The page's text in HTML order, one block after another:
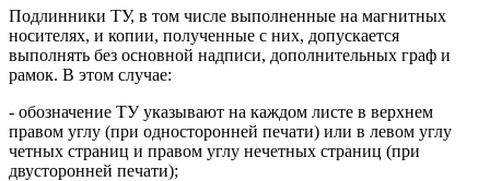
Подлинники ТУ, в том числе выполненные на магнитных
носителях, и копии, полученные с них, допускается
выполнять без основной надписи, дополнительных граф и
рамок. В этом случае:
- обозначение ТУ указывают на каждом листе в верхнем
правом углу (при односторонней печати) или в левом углу
четных страниц и правом углу нечетных страниц (при
двусторонней печати);